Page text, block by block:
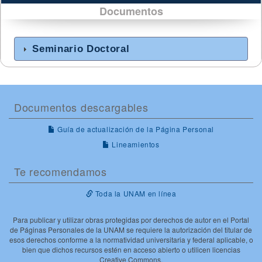
Documentos
Seminario Doctoral
Documentos descargables
Guía de actualización de la Página Personal
Lineamientos
Te recomendamos
Toda la UNAM en línea
Para publicar y utilizar obras protegidas por derechos de autor en el Portal
de Páginas Personales de la UNAM se requiere la autorización del titular de
esos derechos conforme a la normatividad universitaria y federal aplicable, o
bien que dichos recursos estén en acceso abierto o utilicen licencias
Creative Commons.